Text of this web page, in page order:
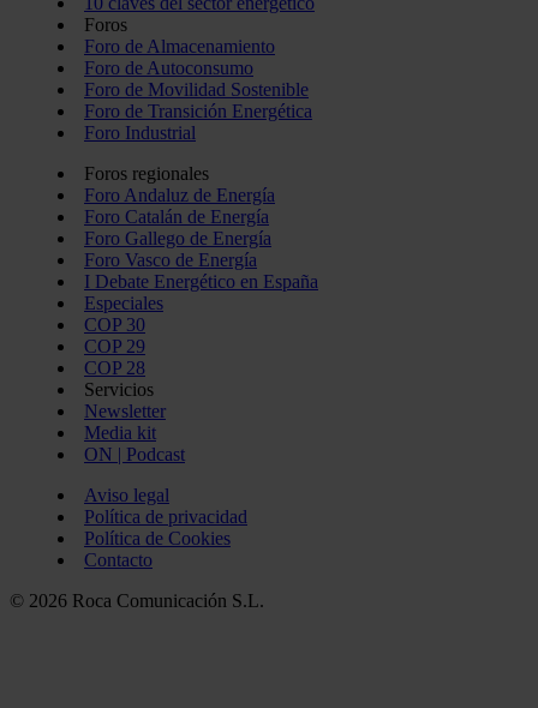
Foros
Foro de Almacenamiento
Foro de Autoconsumo
Foro de Movilidad Sostenible
Foro de Transición Energética
Foro Industrial
Foros regionales
Foro Andaluz de Energía
Foro Catalán de Energía
Foro Gallego de Energía
Foro Vasco de Energía
I Debate Energético en España
Especiales
COP 30
COP 29
COP 28
Servicios
Newsletter
Media kit
ON | Podcast
Aviso legal
Política de privacidad
Política de Cookies
Contacto
© 2026 Roca Comunicación S.L.